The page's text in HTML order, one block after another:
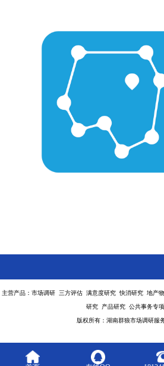
主营产品：市场调研 三方评估 满意度研究 快消研究 地产
研究 产品研究 公共事务专
版权所有：湖南群狼市场调研服